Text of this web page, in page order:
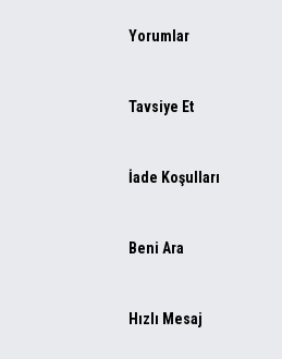
Yorumlar
Tavsiye Et
İade Koşulları
Beni Ara
Hızlı Mesaj